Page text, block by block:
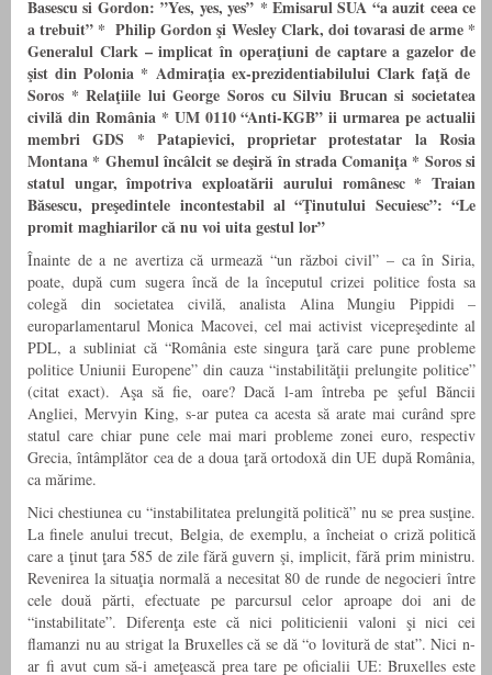
Basescu si Gordon: ”Yes, yes, yes” * Emisarul SUA “a auzit ceea ce
a trebuit” * Philip Gordon şi Wesley Clark, doi tovarasi de arme *
Generalul Clark – implicat în operaţiuni de captare a gazelor de
şist din Polonia * Admiraţia ex-prezidentiabilului Clark faţă de
Soros * Relaţiile lui George Soros cu Silviu Brucan si societatea
civilă din România * UM 0110 “Anti-KGB” ii urmarea pe actualii
membri GDS * Patapievici, proprietar protestatar la Rosia
Montana * Ghemul încâlcit se deşiră în strada Comaniţa * Soros si
statul ungar, împotriva exploatării aurului românesc * Traian
Băsescu, preşedintele incontestabil al “Ţinutului Secuiesc”: “Le
promit maghiarilor că nu voi uita gestul lor”
Înainte de a ne avertiza că urmează “un război civil” – ca în Siria,
poate, după cum sugera încă de la începutul crizei politice fosta sa
colegă din societatea civilă, analista Alina Mungiu Pippidi –
europarlamentarul Monica Macovei, cel mai activist vicepreşedinte al
PDL, a subliniat că “România este singura ţară care pune probleme
politice Uniunii Europene” din cauza “instabilităţii prelungite politice”
(citat exact). Aşa să fie, oare? Dacă l-am întreba pe şeful Băncii
Angliei, Mervyin King, s-ar putea ca acesta să arate mai curând spre
statul care chiar pune cele mai mari probleme zonei euro, respectiv
Grecia, întâmplător cea de a doua ţară ortodoxă din UE după România,
ca mărime.
Nici chestiunea cu “instabilitatea prelungită politică” nu se prea susţine.
La finele anului trecut, Belgia, de exemplu, a încheiat o criză politică
care a ţinut ţara 585 de zile fără guvern şi, implicit, fără prim ministru.
Revenirea la situaţia normală a necesitat 80 de runde de negocieri între
cele două părti, efectuate pe parcursul celor aproape doi ani de
“instabilitate”. Diferenţa este că nici politicienii valoni şi nici cei
flamanzi nu au strigat la Bruxelles că se dă “o lovitură de stat”. Nici n-
ar fi avut cum să-i ameţească prea tare pe oficialii UE: Bruxelles este